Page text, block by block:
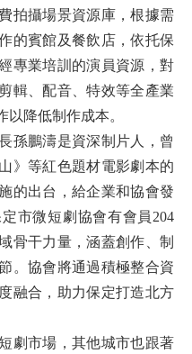
拍攝場景資源庫，根據需
的賓館及餐飲店，依托保
專業培訓的演員資源，對
輯、配音、特效等全產業
降低制作成本。
鵬濤是資深制片人，曾
》等紅色題材電影劇本的
的出台，給企業和協會發
市微短劇協會有會員204
骨干力量，涵蓋創作、制
。協會將通過積極整合資
融合，助力保定打造北方
市場，其他城市也跟著